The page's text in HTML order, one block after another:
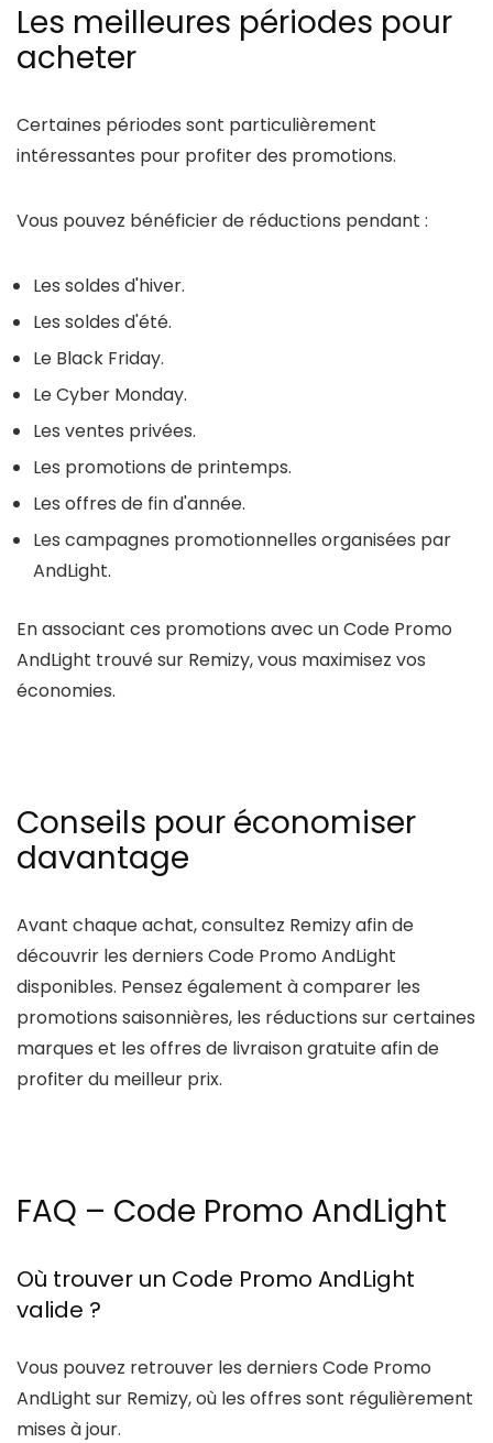
Les meilleures périodes pour
acheter
Certaines périodes sont particulièrement
intéressantes pour profiter des promotions.
Vous pouvez bénéficier de réductions pendant :
Les soldes d'hiver.
Les soldes d'été.
Le Black Friday.
Le Cyber Monday.
Les ventes privées.
Les promotions de printemps.
Les offres de fin d'année.
Les campagnes promotionnelles organisées par
AndLight.
En associant ces promotions avec unCode Promo
AndLight trouvé sur Remizy, vous maximisez vos
économies.
Conseils pour économiser
davantage
Avant chaque achat, consultez Remizyafin de
découvrir les derniers Code Promo AndLight
disponibles. Pensez également à comparer les
promotions saisonnières, les réductions sur certaines
marques et les offres de livraison gratuite afin de
profiter du meilleur prix.
FAQ – Code Promo AndLight
Où trouver un Code Promo AndLight
valide ?
Vous pouvez retrouver les derniers Code Promo
AndLight sur Remizy, où les offres sont régulièrement
mises à jour.